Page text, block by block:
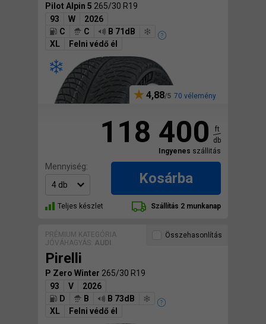
Pilot Alpin 5 265/30 R19
93
W
2026
C
C
B 71dB
XL
Felni védő él
4,88 70 vélemény
118 400
ft
db
Ingyenes szállitás
Mennyiség:
Kosárba
Teljes készlet Szállítás 2 munkanap
PRÉMIUM KATEGÓRIA
JÓVÁHAGYÁS: AUDI
Pirelli
P Zero Winter 265/30 R19
93
V
2026
D
B
B 73dB
XL
Felni védő él
Összehasonlítás